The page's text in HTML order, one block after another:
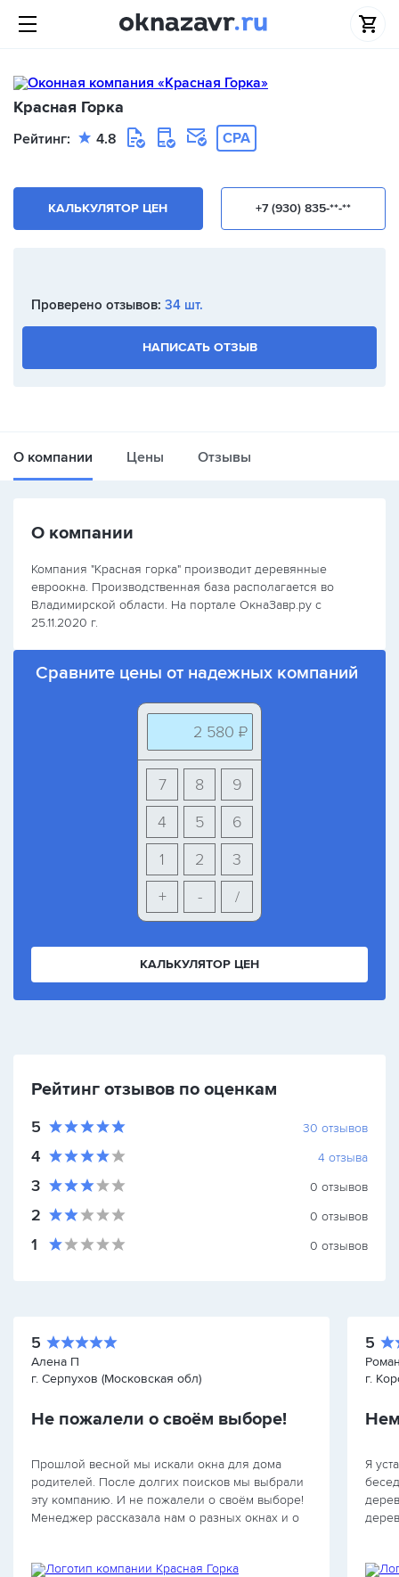
Красная Горка
Рейтинг: 4.8 CPA
+7 (930) 835-**-**
КАЛЬКУЛЯТОР ЦЕН
Проверено отзывов: 34 шт.
НАПИСАТЬ ОТЗЫВ
О компании Цены Отзывы
О компании
Компания "Красная горка" производит деревянные
евроокна. Производственная база располагается во
Владимирской области. На портале ОкнаЗавр.ру с
25.11.2020 г.
Сравните цены от надежных компаний
2 580 ₽
9
8
7
6
5
4
3
2
1
+
- /
КАЛЬКУЛЯТОР ЦЕН
Рейтинг отзывов по оценкам
5 30 отзывов
4 4 отзыва
3 0 отзывов
2 0 отзывов
1 0 отзывов
5
Алена П
г. Серпухов (Московская обл)
Не пожалели о своём выборе!
Прошлой весной мы искали окна для дома
родителей. После долгих поисков мы выбрали
эту компанию. И не пожалели о своём выборе!
Менеджер рассказала нам о разных окнах и о
5
г.
Я